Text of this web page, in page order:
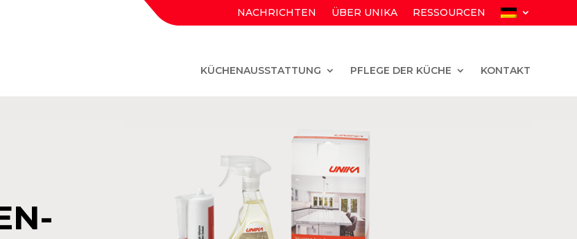
NACHRICHTEN ÜBER UNIKA RESSOURCEN
KÜCHENAUSSTATTUNG PFLEGE DER KÜCHE KONTAKT